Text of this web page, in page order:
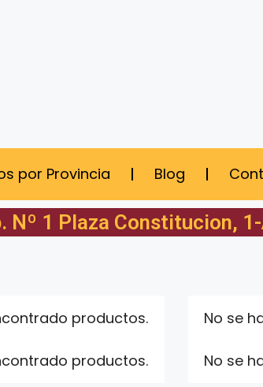
por Provincia Blog
Nº 1 Plaza Constitucion,
productos.
productos.
No se
No se